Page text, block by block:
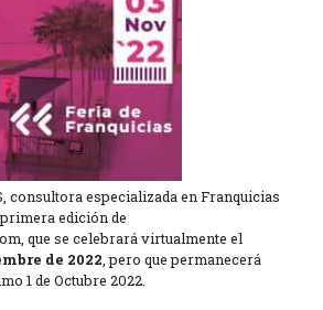
consultora especializada en Franquicias
edición de
que se celebrará virtualmente el
de 2022 , pero que permanecerá
1 de Octubre 2022.